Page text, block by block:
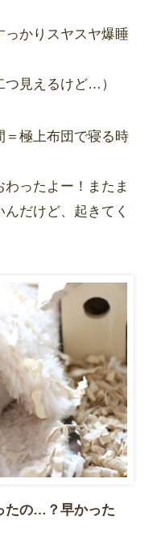
っかりスヤスヤ爆睡
つ見えるけど…）
＝極上布団で寝る時
ったよー！またま
だけど、起きてく
たの…？早かった